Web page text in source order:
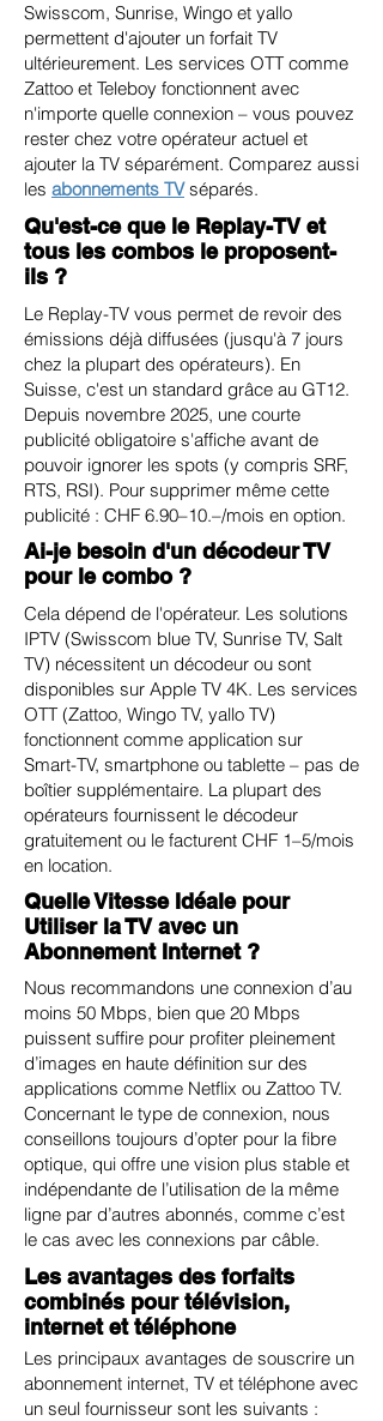
Swisscom, Sunrise, Wingo et yallo
permettent d'ajouter un forfait TV
ultérieurement. Les services OTT comme
Zattoo et Teleboy fonctionnent avec
n'importe quelle connexion – vous pouvez
rester chez votre opérateur actuel et
ajouter la TV séparément. Comparez aussi
les abonnements TVséparés.
Qu'est-ce que le Replay-TV et
tous les combos le proposent-
ils ?
Le Replay-TV vous permet de revoir des
émissions déjà diffusées (jusqu'à 7 jours
chez la plupart des opérateurs). En
Suisse, c'est un standard grâce au GT12.
Depuis novembre 2025, une courte
publicité obligatoire s'affiche avant de
pouvoir ignorer les spots (y compris SRF,
RTS, RSI). Pour supprimer même cette
publicité : CHF 6.90–10.–/mois en option.
Ai-je besoin d'un décodeur TV
pour le combo ?
Cela dépend de l'opérateur. Les solutions
IPTV (Swisscom blue TV, Sunrise TV, Salt
TV) nécessitent un décodeur ou sont
disponibles sur Apple TV 4K. Les services
OTT (Zattoo, Wingo TV, yallo TV)
fonctionnent comme application sur
Smart-TV, smartphone ou tablette – pas de
boîtier supplémentaire. La plupart des
opérateurs fournissent le décodeur
gratuitement ou le facturent CHF 1–5/mois
en location.
Quelle Vitesse Idéale pour
Utiliser la TV avec un
Abonnement Internet ?
Nous recommandons une connexion d’au
moins 50 Mbps, bien que 20 Mbps
puissent suffire pour profiter pleinement
d’images en haute définition sur des
applications comme Netflix ou Zattoo TV.
Concernant le type de connexion, nous
conseillons toujours d’opter pour la fibre
optique, qui offre une vision plus stable et
indépendante de l’utilisation de la même
ligne par d’autres abonnés, comme c’est
le cas avec les connexions par câble.
Les avantages des forfaits
combinés pour télévision,
internet et téléphone
Les principaux avantages de souscrire un
abonnement internet, TV et téléphone avec
un seul fournisseur sont les suivants :